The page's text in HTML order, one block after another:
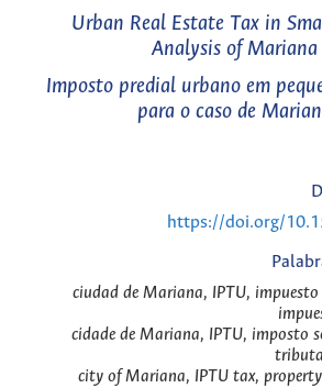
Urban Real Estate Tax in
Analysis of
Imposto predial urbano em
para o caso de
https://doi.org/
ciudad de Mariana, IPTU,
cidade de Mariana, IPTU, imposto
city of Mariana, IPTU tax,